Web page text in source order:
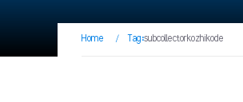
Home / Tag:subcollectorkozhikode